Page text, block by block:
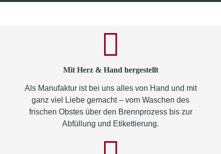
Mit Herz & Hand hergestellt
Als Manufaktur ist bei uns alles von Hand und mit
ganz viel Liebe gemacht – vom Waschen des
frischen Obstes über den Brennprozess bis zur
Abfüllung und Etikettierung.